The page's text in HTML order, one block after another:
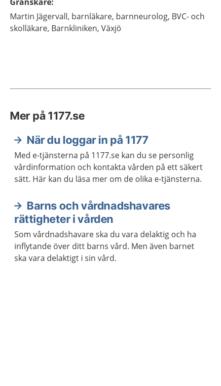
Martin Jägervall, barnläkare, barnneurolog, BVC- och
skolläkare, Barnkliniken, Växjö
Mer på 1177.se
När du loggar in på 1177
Med e-tjänsterna på 1177.se kan du se personlig
vårdinformation och kontakta vården på ett säkert
sätt. Här kan du läsa mer om de olika e-tjänsterna.
Barns och vårdnadshavares
rättigheter i vården
Som vårdnadshavare ska du vara delaktig och ha
inflytande över ditt barns vård. Men även barnet
ska vara delaktigt i sin vård.